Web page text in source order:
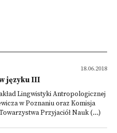
18.06.2018
języku III
Lingwistyki Antropologicznej
w Poznaniu oraz Komisja
Przyjaciół Nauk (...)